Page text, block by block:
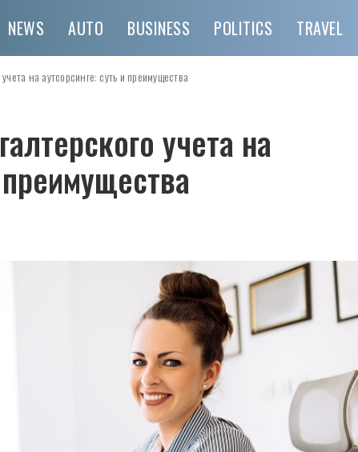
NEWS AUTO BUSINESS POLITICS TRAVEL
на аутсорсинге: суть и преимущества
учета на